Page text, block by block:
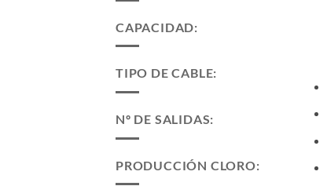
CAPACIDAD:
TIPO DE CABLE:
Nº DE SALIDAS:
PRODUCCIÓN CLORO: